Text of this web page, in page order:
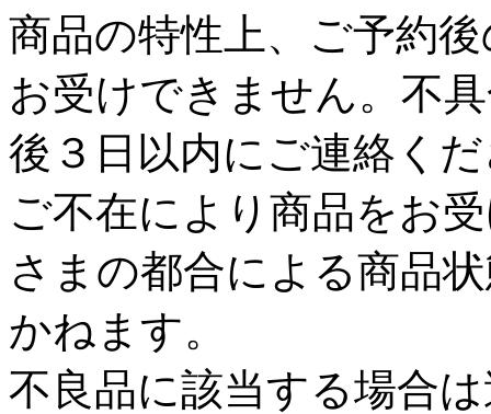
商品の特性上、ご予約
お受けできません。不
後３日以内にご連絡く
ご不在により商品をお
さまの都合による商品
かねます。
不良品に該当する場合